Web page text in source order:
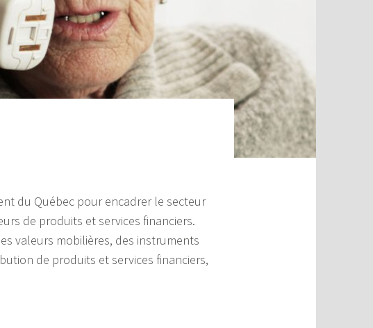
du Québec pour encadrer le secteur
de produits et services financiers.
valeurs mobilières, des instruments
de produits et services financiers,